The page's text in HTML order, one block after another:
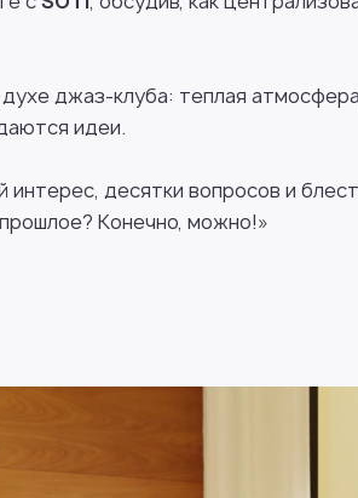
джаз-клуба: теплая
идеи.
интерес, десятки вопросов и
Конечно, можно!»